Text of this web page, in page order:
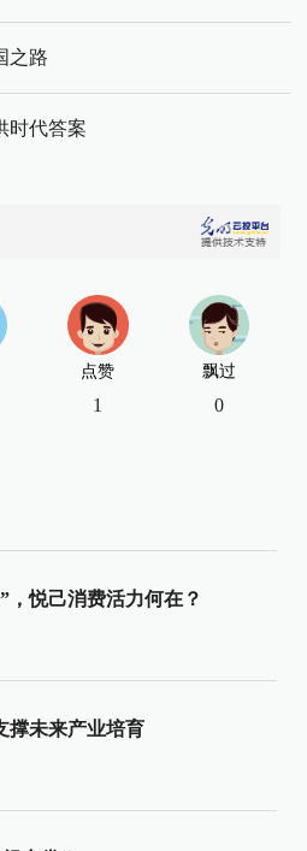
之路
时代答案
点赞
1
飘过
0
，悦己消费活力何在？
撑未来产业培育